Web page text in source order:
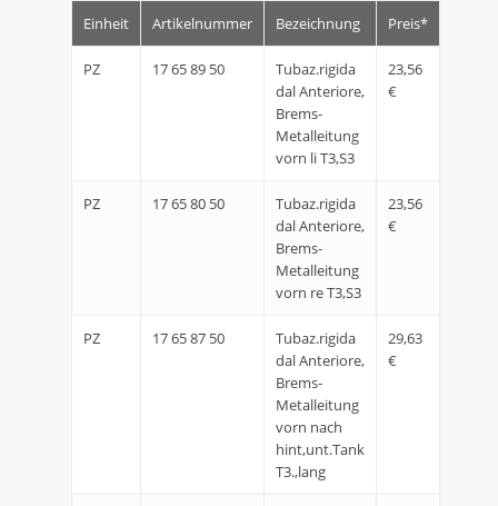
Einheit Artikelnummer Bezeichnung Preis*
PZ 17 65 89 50
Tubaz.rigida
dal Anteriore,
Brems-
Metalleitung
vorn li T3,S3
23,56
€
PZ 17 65 80 50
Tubaz.rigida
dal Anteriore,
Brems-
Metalleitung
vorn re T3,S3
23,56
€
PZ 17 65 87 50
Tubaz.rigida
dal Anteriore,
Brems-
Metalleitung
vorn nach
hint,unt.Tank
T3.,lang
29,63
€